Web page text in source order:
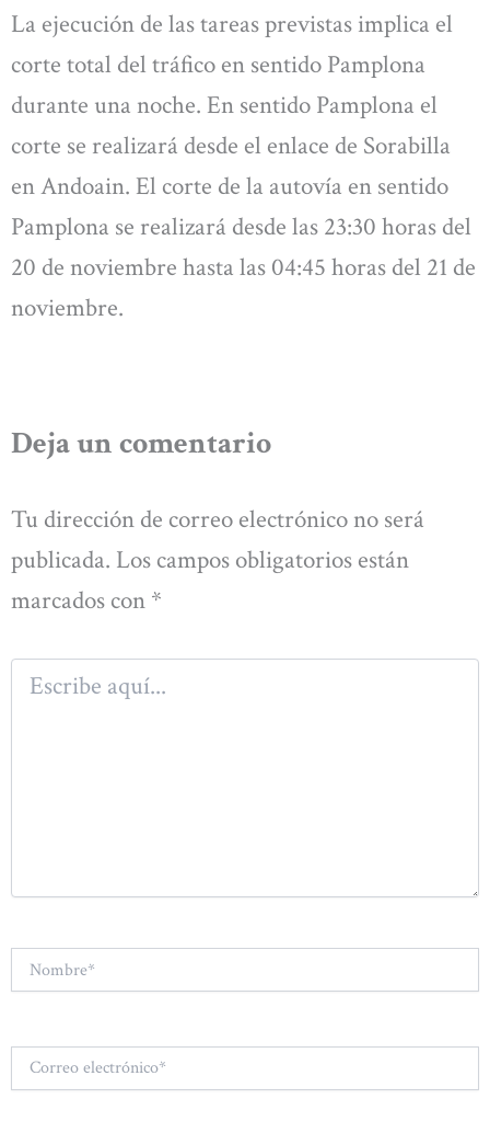
La ejecución de las tareas previstas implica el
corte total del tráfico en sentido Pamplona
durante una noche. En sentido Pamplona el
corte se realizará desde el enlace de Sorabilla
en Andoain. El corte de la autovía en sentido
Pamplona se realizará desde las 23:30 horas del
20 de noviembre hasta las 04:45 horas del 21 de
noviembre.
Deja un comentario
Tu dirección de correo electrónico no será
publicada. Los campos obligatorios están
marcados con *
Escribe
aquí...
Correo
electrónico*